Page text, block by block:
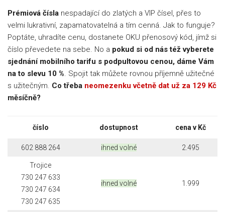
Prémiová čísla nespadající do zlatých a VIP čísel, přes to
velmi lukrativní, zapamatovatelná a tím cenná. Jak to funguje?
Poptáte, uhradíte cenu, dostanete OKU přenosový kód, jímž si
číslo převedete na sebe. No a pokud si od nás též vyberete
sjednání mobilního tarifu s podpultovou cenou, dáme Vám
na to slevu 10 %. Spojit tak můžete rovnou příjemně užitečné
s užitečným. Co třeba neomezenku včetně dat už za 129 Kč
měsíčně?
číslo dostupnost cena v Kč
602 888 264 ihned volné 2.495
Trojice
730 247 633
730 247 634
730 247 635
ihned volné 1.999